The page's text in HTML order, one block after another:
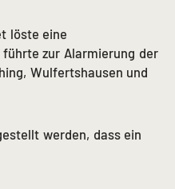
löste eine
zur Alarmierung der
Wulfertshausen und
werden, dass ein